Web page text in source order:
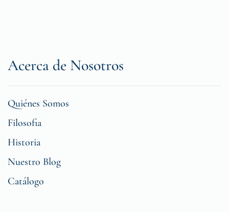
Acerca de Nosotros
Quiénes Somos
Filosofia
Historia
Nuestro Blog
Catálogo